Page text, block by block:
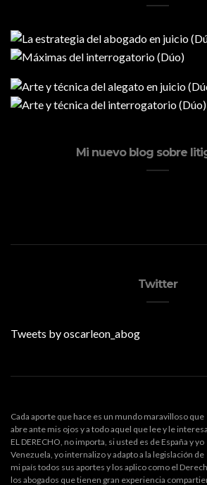
Mi nuevo blog sobre
Twitter
Tweets by oscarleon_abog
Cada aporte que hace es un mundo maravilloso que
abre ante mis ojos y a todo aquel que lee y le interesa
EL DERECHO, no importa, si usted es de España y yo
Venezuela, yo internalizo y adapto a la legislación de
mi país todos sus aportes y los aplico como el
los abogados que tienen gran experiencia